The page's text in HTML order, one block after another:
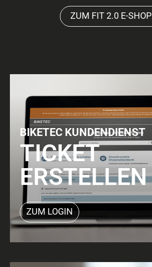
ZUM FIT 2.0 E-SHOP
BIKETEC KUNDENDIENST
TICKET
ERSTELLEN
ZUM LOGIN